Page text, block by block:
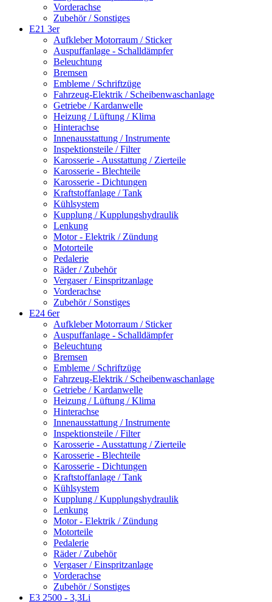
Vorderachse
Zubehör / Sonstiges
E21 3er
Aufkleber Motorraum / Sticker
Auspuffanlage - Schalldämpfer
Beleuchtung
Bremsen
Embleme / Schriftzüge
Fahrzeug-Elektrik / Scheibenwaschanlage
Getriebe / Kardanwelle
Heizung / Lüftung / Klima
Hinterachse
Innenausstattung / Instrumente
Inspektionsteile / Filter
Karosserie - Ausstattung / Zierteile
Karosserie - Blechteile
Karosserie - Dichtungen
Kraftstoffanlage / Tank
Kühlsystem
Kupplung / Kupplungshydraulik
Lenkung
Motor - Elektrik / Zündung
Motorteile
Pedalerie
Räder / Zubehör
Vergaser / Einspritzanlage
Vorderachse
Zubehör / Sonstiges
E24 6er
Aufkleber Motorraum / Sticker
Auspuffanlage - Schalldämpfer
Beleuchtung
Bremsen
Embleme / Schriftzüge
Fahrzeug-Elektrik / Scheibenwaschanlage
Getriebe / Kardanwelle
Heizung / Lüftung / Klima
Hinterachse
Innenausstattung / Instrumente
Inspektionsteile / Filter
Karosserie - Ausstattung / Zierteile
Karosserie - Blechteile
Karosserie - Dichtungen
Kraftstoffanlage / Tank
Kühlsystem
Kupplung / Kupplungshydraulik
Lenkung
Motor - Elektrik / Zündung
Motorteile
Pedalerie
Räder / Zubehör
Vergaser / Einspritzanlage
Vorderachse
Zubehör / Sonstiges
E3 2500 - 3,3Li